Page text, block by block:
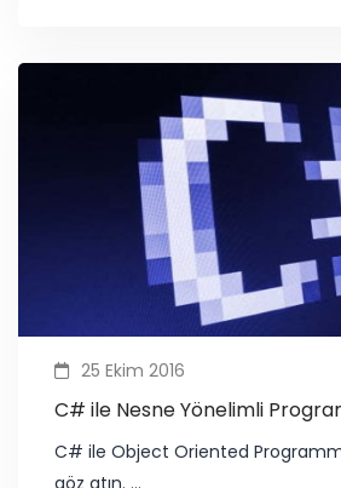
25 Ekim 2016
C# ile Nesne Yönelimli
C# ile Object Oriented